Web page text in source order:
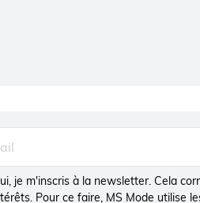
vos courbes. Vous cherchez un jean
vos formes. Par exemple, nous
40 à 54. Les jeans MS Mode sont
je m'inscris à la newsletter. Cela
Pour ce faire, MS Mode utilise